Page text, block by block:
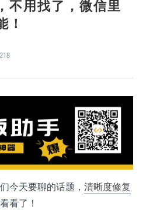
不用找了，微信里
！
218
今天要聊的话题， 清晰度修复
看了！